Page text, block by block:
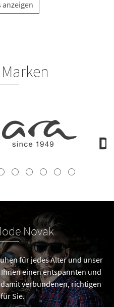
anzeigen
Novak
für jedes Alter und unser
einen entspannten und
verbundenen, richtigen
Sie.